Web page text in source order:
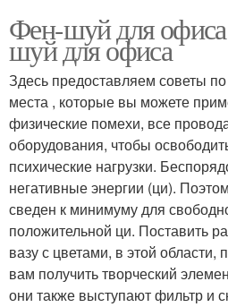
Фен-шуй для
шуй для офиса
Здесь предоставляем советы
места , которые вы можете
физические помехи, все
оборудования, чтобы
психические нагрузки.
негативные энергии (ци).
сведен к минимуму для
положительной ци. Поставить
вазу с цветами, в этой области,
вам получить творческий
они также выступают фильтр и